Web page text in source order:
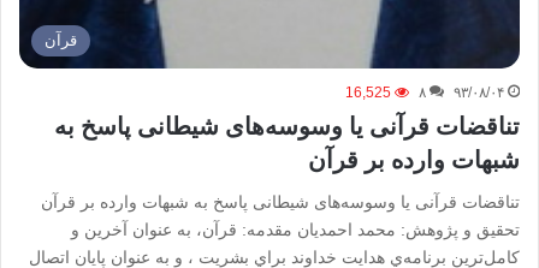
قرآن
۹۳/۰۸/۰۴ ۸ 16,525
تناقضات قرآنی یا وسوسه‌های شیطانی پاسخ به
شبهات وارده بر قرآن
تناقضات قرآنی یا وسوسه‌های شیطانی پاسخ به شبهات وارده بر قرآن
تحقیق و پژوهش: محمد احمدیان مقدمه: قرآن، به عنوان آخرين و
كامل‌ترين برنامه‌ي هدايت خداوند براي بشریت ، و به عنوان پايان اتصال